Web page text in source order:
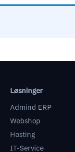
Løsninger
Admind ERP
Webshop
Hosting
IT-Service